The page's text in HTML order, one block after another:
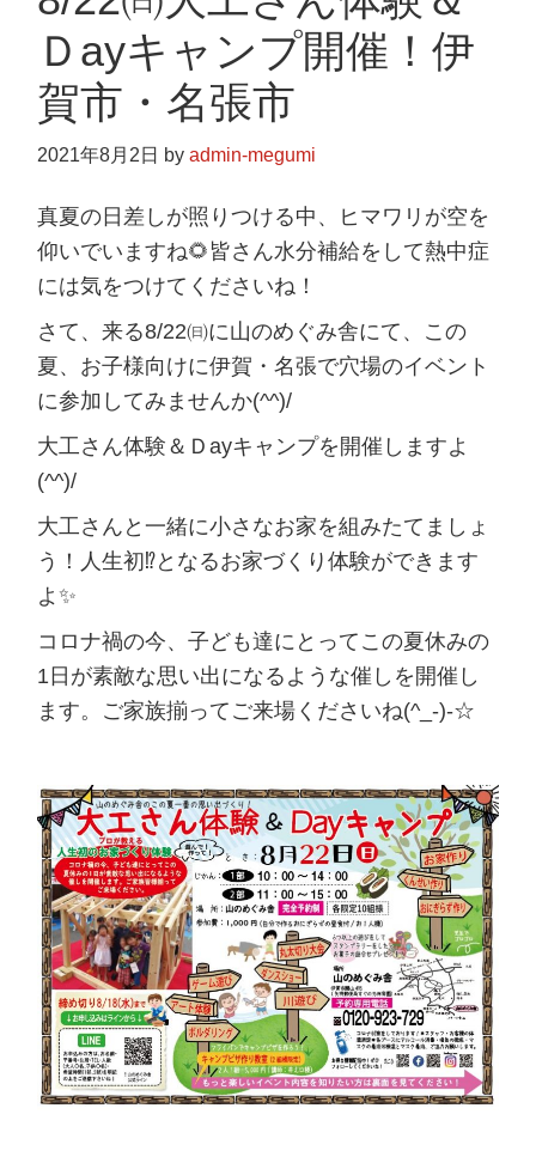
eＤayキャンプ開催！伊
賀市・名張市
2021年8月2日 byadmin-megumi
真夏の日差しが照りつける中、ヒマワリが空を
仰いでいますね🌻皆さん水分補給をして熱中症
には気をつけてくださいね！
さて、来る8/22㈰に山のめぐみ舎にて、この
夏、お子様向けに伊賀・名張で穴場のイベント
に参加してみませんか(^^)/
大工さん体験＆Ｄayキャンプを開催しますよ
(^^)/
大工さんと一緒に小さなお家を組みたてましょ
う！人生初⁉となるお家づくり体験ができます
よ✨
コロナ禍の今、子ども達にとってこの夏休みの
1日が素敵な思い出になるような催しを開催し
ます。ご家族揃ってご来場くださいね(^_-)-☆